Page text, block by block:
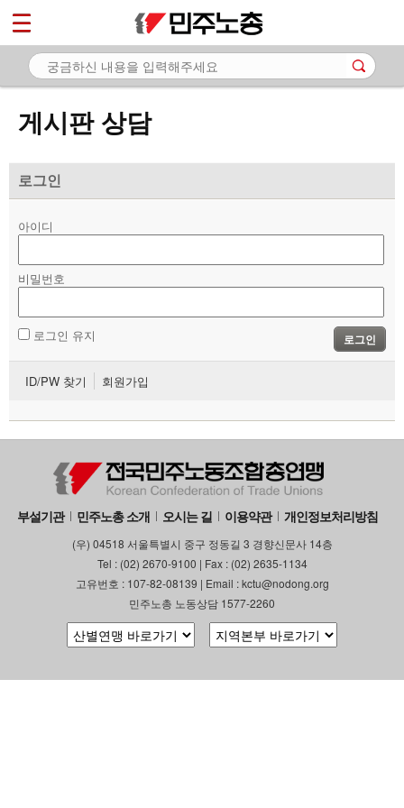
게시판 상담
로그인
아이디
비밀번호
로그인 유지 로그인
ID/PW 찾기 회원가입
부설기관 민주노총 소개 오시는 길 이용약관 개인정보처리방침
(우) 04518 서울특별시 중구 정동길 3 경향신문사 14층
Tel : (02) 2670-9100 | Fax : (02) 2635-1134
고유번호 : 107-82-08139 | Email : kctu@nodong.org
민주노총 노동상담 1577-2260
마이페이지
소개
노동상담
- 게시판 상담
- 바로보기
- 찾아보기
- 전국 노동상담소 안내
자료
부설기관